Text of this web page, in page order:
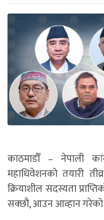
काठमाडौँ – नेपाली
महाधिवेशनको तयारी
क्रियाशील सदस्यता
सक्छौ, आउन आव्हान